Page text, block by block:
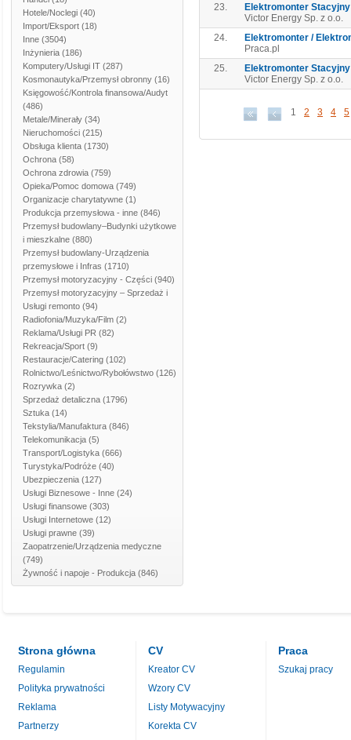
Hotele/Noclegi (40)
Import/Eksport (18)
Inne (3504)
Inżynieria (186)
Komputery/Usługi IT (287)
Kosmonautyka/Przemysł obronny (16)
Księgowość/Kontrola finansowa/Audyt
(486)
Metale/Minerały (34)
Nieruchomości (215)
Obsługa klienta (1730)
Ochrona (58)
Ochrona zdrowia (759)
Opieka/Pomoc domowa (749)
Organizacje charytatywne (1)
Produkcja przemysłowa - inne (846)
Przemysł budowlany–Budynki użytkowe
i mieszkalne (880)
Przemysł budowlany-Urządzenia
przemysłowe i Infras (1710)
Przemysł motoryzacyjny - Części (940)
Przemysł motoryzacyjny – Sprzedaż i
Usługi remonto (94)
Radiofonia/Muzyka/Film (2)
Reklama/Usługi PR (82)
Rekreacja/Sport (9)
Restauracje/Catering (102)
Rolnictwo/Leśnictwo/Rybołówstwo (126)
Rozrywka (2)
Sprzedaż detaliczna (1796)
Sztuka (14)
Tekstylia/Manufaktura (846)
Telekomunikacja (5)
Transport/Logistyka (666)
Turystyka/Podróże (40)
Ubezpieczenia (127)
Usługi Biznesowe - Inne (24)
Usługi finansowe (303)
Usługi Internetowe (12)
Usługi prawne (39)
Zaopatrzenie/Urządzenia medyczne
(749)
Żywność i napoje - Produkcja (846)
23.
Elektromonter
Victor Energy Sp. z o.o.
24.
Elektromonter /
Praca.pl
25.
Elektromonter Stacyjny
Victor Energy Sp. z o.o.
1 2 3 4 5
Strona główna
Regulamin
Polityka prywatności
Reklama
Partnerzy
CV
Kreator CV
Wzory CV
Listy Motywacyjny
Korekta CV
Praca
Szukaj pracy